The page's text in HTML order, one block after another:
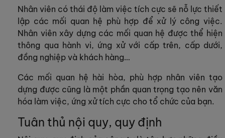
Nhân viên có thái độ làm việc tích cực sẽ nỗ lực thiết
lập các mối quan hệ phù hợp để xử lý công việc.
Nhân viên xây dựng các mối quan hệ được thể hiện
thông qua hành vi, ứng xử với cấp trên, cấp dưới,
đồng nghiệp và khách hàng…
Các mối quan hệ hài hòa, phù hợp nhân viên tạo
dựng được cũng là một phần quan trọng tạo nên văn
hóa làm việc, ứng xử tích cực cho tổ chức của bạn.
Tuân thủ nội quy, quy định